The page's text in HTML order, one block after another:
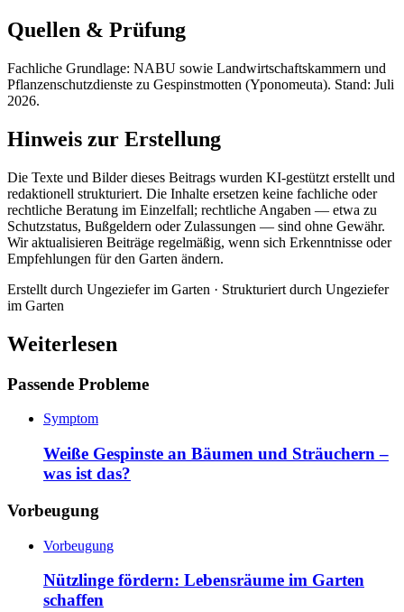
Quellen & Prüfung
Fachliche Grundlage: NABU sowie Landwirtschaftskammern und
Pflanzenschutzdienste zu Gespinstmotten (Yponomeuta). Stand: Juli
2026.
Hinweis zur Erstellung
Die Texte und Bilder dieses Beitrags wurden KI-gestützt erstellt und
redaktionell strukturiert. Die Inhalte ersetzen keine fachliche oder
rechtliche Beratung im Einzelfall; rechtliche Angaben — etwa zu
Schutzstatus, Bußgeldern oder Zulassungen — sind ohne Gewähr.
Wir aktualisieren Beiträge regelmäßig, wenn sich Erkenntnisse oder
Empfehlungen für den Garten ändern.
Erstellt durch Ungeziefer im Garten · Strukturiert durch Ungeziefer
im Garten
Weiterlesen
Passende Probleme
Symptom
Weiße Gespinste an Bäumen und Sträuchern –
was ist das?
Vorbeugung
Vorbeugung
Nützlinge fördern: Lebensräume im Garten
schaffen